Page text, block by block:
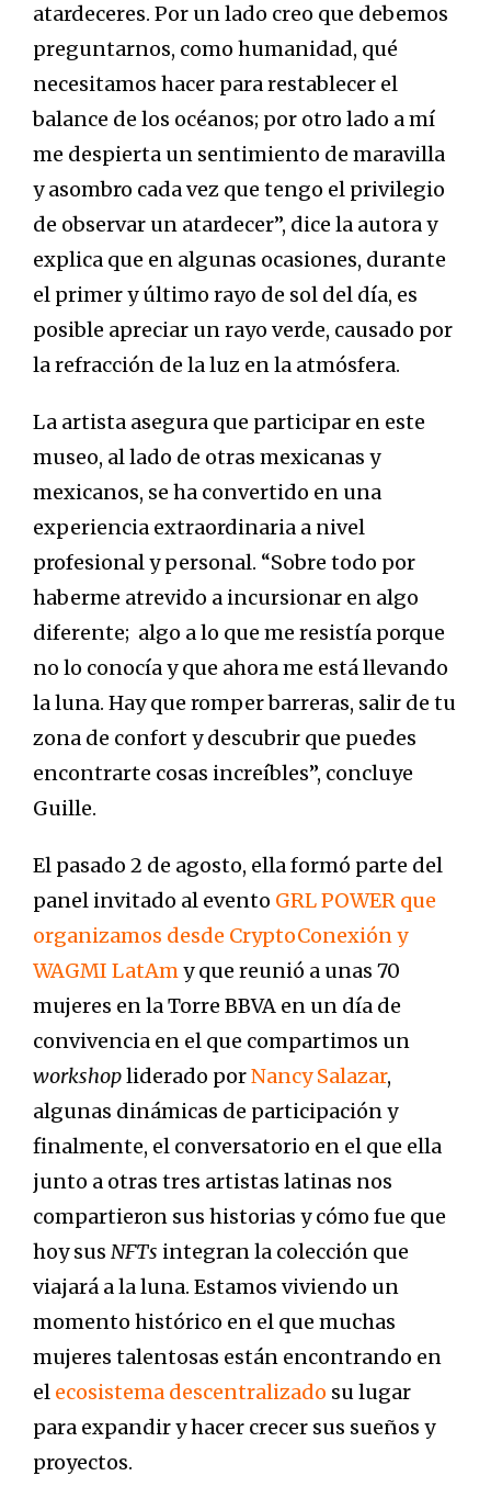
atardeceres. Por un lado creo que debemos
preguntarnos, como humanidad, qué
necesitamos hacer para restablecer el
balance de los océanos; por otro lado a mí
me despierta un sentimiento de maravilla
y asombro cada vez que tengo el privilegio
de observar un atardecer”, dice la autora y
explica que en algunas ocasiones, durante
el primer y último rayo de sol del día, es
posible apreciar un rayo verde, causado por
la refracción de la luz en la atmósfera.
La artista asegura que participar en este
museo, al lado de otras mexicanas y
mexicanos, se ha convertido en una
experiencia extraordinaria a nivel
profesional y personal. “Sobre todo por
haberme atrevido a incursionar en algo
diferente; algo a lo que me resistía porque
no lo conocía y que ahora me está llevando
la luna. Hay que romper barreras, salir de tu
zona de confort y descubrir que puedes
encontrarte cosas increíbles”, concluye
Guille.
El pasado 2 de agosto, ella formó parte del
panel invitado al evento GRL POWER que
organizamos desde CryptoConexión y
WAGMI LatAmy que reunió a unas 70
mujeres en la Torre BBVA en un día de
convivencia en el que compartimos un
workshopliderado porNancy Salazar,
algunas dinámicas de participación y
finalmente, el conversatorio en el que ella
junto a otras tres artistas latinas nos
compartieron sus historias y cómo fue que
hoy sus NFTs integran la colección que
viajará a la luna. Estamos viviendo un
momento histórico en el que muchas
mujeres talentosas están encontrando en
el ecosistema descentralizado su lugar
para expandir y hacer crecer sus sueños y
proyectos.